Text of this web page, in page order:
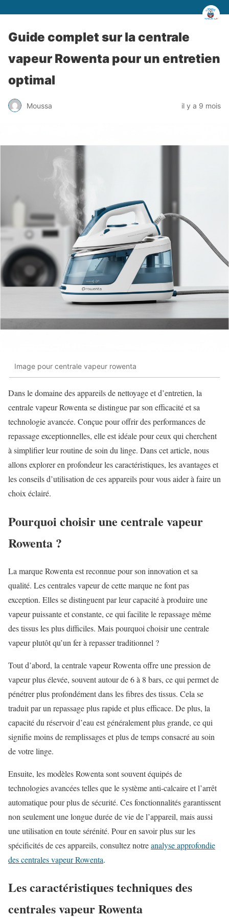
Guide complet sur la centrale
vapeur Rowenta pour un entretien
optimal
Moussa il y a 9 mois
Image pour centrale vapeur rowenta
Dans le domaine des appareils de nettoyage et d’entretien, la
centrale vapeur Rowenta se distingue par son efficacité et sa
technologie avancée. Conçue pour offrir des performances de
repassage exceptionnelles, elle est idéale pour ceux qui cherchent
à simplifier leur routine de soin du linge. Dans cet article, nous
allons explorer en profondeur les caractéristiques, les avantages et
les conseils d’utilisation de ces appareils pour vous aider à faire un
choix éclairé.
Pourquoi choisir une centrale vapeur
Rowenta ?
La marque Rowenta est reconnue pour son innovation et sa
qualité. Les centrales vapeur de cette marque ne font pas
exception. Elles se distinguent par leur capacité à produire une
vapeur puissante et constante, ce qui facilite le repassage même
des tissus les plus difficiles. Mais pourquoi choisir une centrale
vapeur plutôt qu’un fer à repasser traditionnel ?
Tout d’abord, la centrale vapeur Rowenta offre une pression de
vapeur plus élevée, souvent autour de 6 à 8 bars, ce qui permet de
pénétrer plus profondément dans les fibres des tissus. Cela se
traduit par un repassage plus rapide et plus efficace. De plus, la
capacité du réservoir d’eau est généralement plus grande, ce qui
signifie moins de remplissages et plus de temps consacré au soin
de votre linge.
Ensuite, les modèles Rowenta sont souvent équipés de
technologies avancées telles que le système anti-calcaire et l’arrêt
automatique pour plus de sécurité. Ces fonctionnalités garantissent
non seulement une longue durée de vie de l’appareil, mais aussi
une utilisation en toute sérénité. Pour en savoir plus sur les
spécificités de ces appareils, consultez notreanalyse approfondie
des centrales vapeur Rowenta.
Les caractéristiques techniques des
centrales vapeur Rowenta